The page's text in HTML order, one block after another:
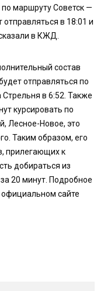
маршруту Советск —
отправляться в 18:01 и
в КЖД.
состав
отправляться по
в 6:52. Также
курсировать по
Лесное-Новое, это
Таким образом, его
прилегающих к
добираться из
20 минут. Подробное
официальном сайте